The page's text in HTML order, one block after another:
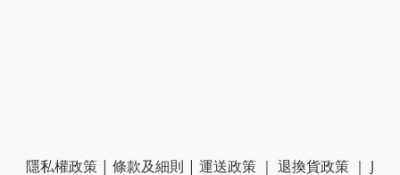
隱私權政策 | 條款及細則 | 運送政策 ｜ 退換貨政策 ｜ J